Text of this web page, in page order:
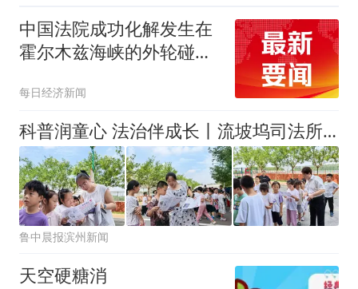
中国法院成功化解发生在
霍尔木兹海峡的外轮碰撞
每日经济新闻
科普润童心 法治伴成长丨流坡坞司法所借力市科普大篷车进校园开展法治宣传活动
鲁中晨报滨州新闻
天空硬糖消